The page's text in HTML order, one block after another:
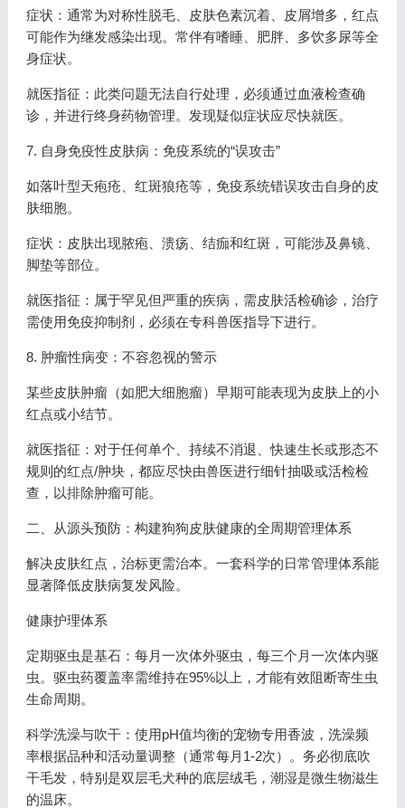
症状：通常为对称性脱毛、皮肤色素沉着、皮屑增多，红点
可能作为继发感染出现。常伴有嗜睡、肥胖、多饮多尿等全
身症状。
就医指征：此类问题无法自行处理，必须通过血液检查确
诊，并进行终身药物管理。发现疑似症状应尽快就医。
7. 自身免疫性皮肤病：免疫系统的“误攻击”
如落叶型天疱疮、红斑狼疮等，免疫系统错误攻击自身的皮
肤细胞。
症状：皮肤出现脓疱、溃疡、结痂和红斑，可能涉及鼻镜、
脚垫等部位。
就医指征：属于罕见但严重的疾病，需皮肤活检确诊，治疗
需使用免疫抑制剂，必须在专科兽医指导下进行。
8. 肿瘤性病变：不容忽视的警示
某些皮肤肿瘤（如肥大细胞瘤）早期可能表现为皮肤上的小
红点或小结节。
就医指征：对于任何单个、持续不消退、快速生长或形态不
规则的红点/肿块，都应尽快由兽医进行细针抽吸或活检检
查，以排除肿瘤可能。
二、从源头预防：构建狗狗皮肤健康的全周期管理体系
解决皮肤红点，治标更需治本。一套科学的日常管理体系能
显著降低皮肤病复发风险。
健康护理体系
定期驱虫是基石：每月一次体外驱虫，每三个月一次体内驱
虫。驱虫药覆盖率需维持在95%以上，才能有效阻断寄生虫
生命周期。
科学洗澡与吹干：使用pH值均衡的宠物专用香波，洗澡频
率根据品种和活动量调整（通常每月1-2次）。务必彻底吹
干毛发，特别是双层毛犬种的底层绒毛，潮湿是微生物滋生
的温床。